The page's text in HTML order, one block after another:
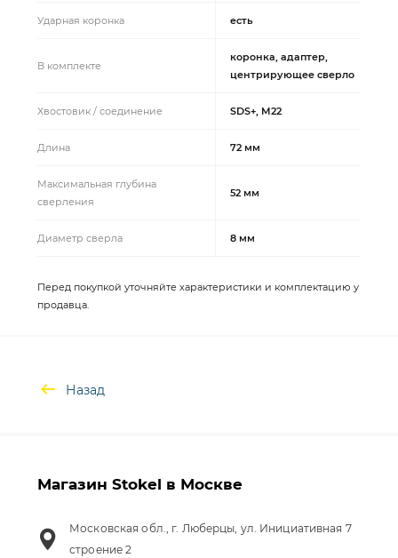
Ударная коронка есть
В комплекте
коронка, адаптер,
центрирующее сверло
Хвостовик / соединение SDS+, M22
Длина 72 мм
Максимальная глубина
сверления
52 мм
Диаметр сверла 8 мм
Перед покупкой уточняйте характеристики и комплектацию у
продавца.
Назад
Магазин Stokel в Москве
Московская обл., г. Люберцы, ул. Инициативная 7
строение 2